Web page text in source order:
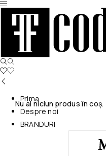
Nu ai niciun produs în coș.
Prima
Despre noi
BRANDURI